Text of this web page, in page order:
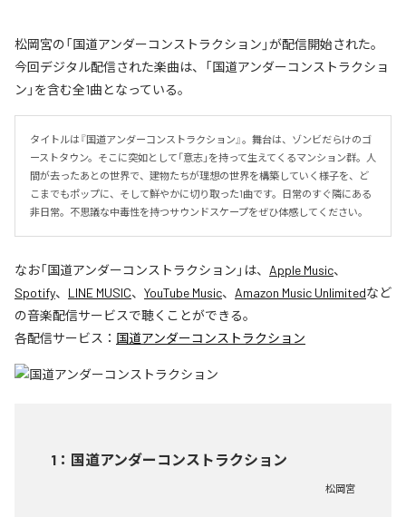
松岡宮の「国道アンダーコンストラクション」が配信開始された。
今回デジタル配信された楽曲は、「国道アンダーコンストラクショ
ン」を含む全1曲となっている。
タイトルは『国道アンダーコンストラクション』。舞台は、ゾンビだらけのゴ
ーストタウン。そこに突如として「意志」を持って生えてくるマンション群。人
間が去ったあとの世界で、建物たちが理想の世界を構築していく様子を、ど
こまでもポップに、そして鮮やかに切り取った1曲です。日常のすぐ隣にある
非日常。不思議な中毒性を持つサウンドスケープをぜひ体感してください。
なお「国道アンダーコンストラクション 」は、 Apple Music、
Spotify、 LINE MUSIC、 YouTube Music、 Amazon Music Unlimitedなど
の音楽配信サービスで聴くことができる。
各配信サービス： 国道アンダーコンストラクション
1 ： 国道アンダーコンストラクション
松岡宮